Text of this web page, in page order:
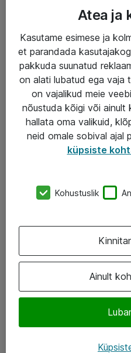
Haldusteenused
Garantii
Turva- ja
AS ATEA
+372 659 3591
Järvevana tee 7b, 10112
Facebook
Atea ja
Kasutame esimese ja
et parandada
pakkuda suunatud
on alati lubatud ega vaja
on vajalikud meie
nõustuda kõigi või ainult
hallata oma valikuid,
neid omale sobival ajal
küpsiste
Kohustuslik
Ainult